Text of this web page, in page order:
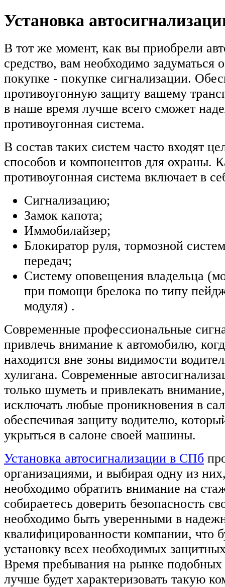
Установка
В тот же момент, как вы приобрели
средство, вам необходимо задуматься
покупке - покупке сигнализации.
противоугонную защиту вашему
в наше время лучше всего сможет
противоугонная система.
В состав таких систем часто входят
способов и компонентов для охраны.
противоугонная система включает в
Сигнализацию;
Замок капота;
Иммобилайзер;
Блокиратор руля, тормозной
передач;
Систему оповещения владельца
при помощи брелока по типу
модуля) .
Современные профессиональные
привлечь внимание к автомобилю,
находится вне зоны видимости
хулигана. Современные
только шуметь и привлекать
исключать любые проникновения в
обеспечивая защиту водителю,
укрыться в салоне своей машины.
Установка автосигнализации в СПб
организациями, и выбирая одну из
необходимо обратить внимание на
собираетесь доверить безопасность
необходимо быть уверенными в
квалифицированности компании, что
установку всех необходимых
Время пребывания на рынке подобных
лучше будет характеризовать такую